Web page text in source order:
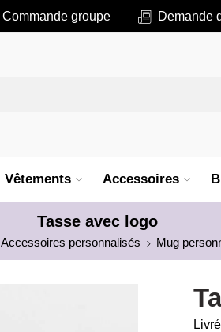
Commande groupe Demande
Vêtements Accessoires
Tasse avec logo
Accessoires personnalisés Mug